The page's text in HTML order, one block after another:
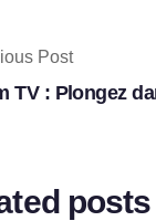
Post
TV : Plongez
posts